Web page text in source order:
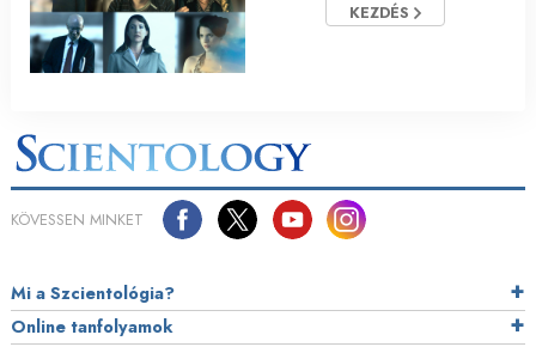
KEZDÉS
KÖVESSEN MINKET
Mi a Szcientológia?
Online tanfolyamok